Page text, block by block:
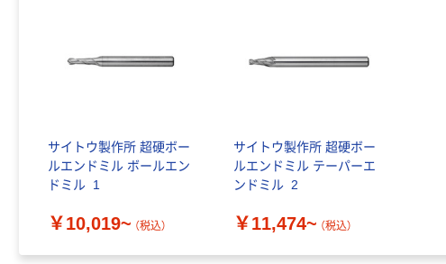
サイトウ製作所 超硬ボー
ルエンドミル ボールエン
ドミル_1
￥10,019~ （税込）
サイトウ製作所 超硬ボー
ルエンドミル テーパーエ
ンドミル_2
￥11,474~ （税込）